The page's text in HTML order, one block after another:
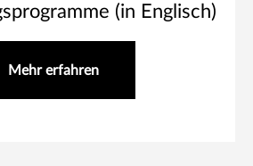
(in Englisch)
Mehr erfahren